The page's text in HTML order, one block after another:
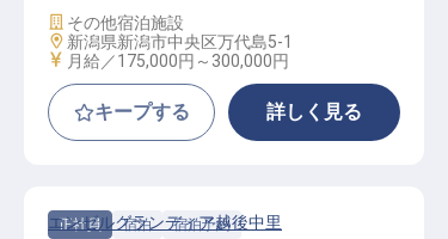
施設業態
その他宿泊施設
勤務地
新潟県新潟市中央区万代島5-1
給与
月給／175,000円～ 300,000円
キープする 詳しく見る
正社員 宿泊 宿泊予約
エンゼルグランディア越後中里